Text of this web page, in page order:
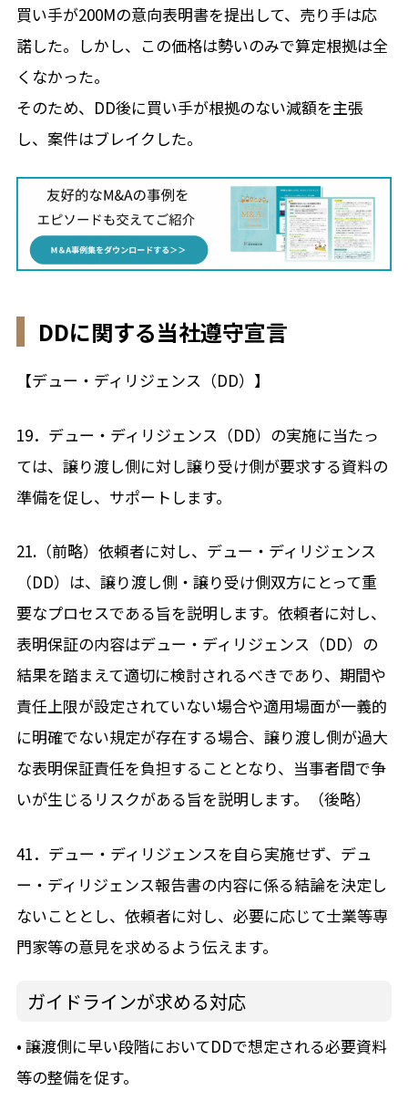
買い手が200Mの意向表明書を提出して、売り手は応
諾した。しかし、この価格は勢いのみで算定根拠は全
くなかった。
そのため、DD後に買い手が根拠のない減額を主張
し、案件はブレイクした。
DDに関する当社遵守宣言
【デュー・ディリジェンス（DD）】
19．デュー・ディリジェンス（DD）の実施に当たっ
ては、譲り渡し側に対し譲り受け側が要求する資料の
準備を促し、サポートします。
21.（前略）依頼者に対し、デュー・ディリジェンス
（DD）は、譲り渡し側・譲り受け側双方にとって重
要なプロセスである旨を説明します。依頼者に対し、
表明保証の内容はデュー・ディリジェンス（DD）の
結果を踏まえて適切に検討されるべきであり、期間や
責任上限が設定されていない場合や適用場面が一義的
に明確でない規定が存在する場合、譲り渡し側が過大
な表明保証責任を負担することとなり、当事者間で争
いが生じるリスクがある旨を説明します。（後略）
41．デュー・ディリジェンスを自ら実施せず、デュ
ー・ディリジェンス報告書の内容に係る結論を決定し
ないこととし、依頼者に対し、必要に応じて士業等専
門家等の意見を求めるよう伝えます。
ガイドラインが求める対応
• 譲渡側に早い段階においてDDで想定される必要資料
等の整備を促す。